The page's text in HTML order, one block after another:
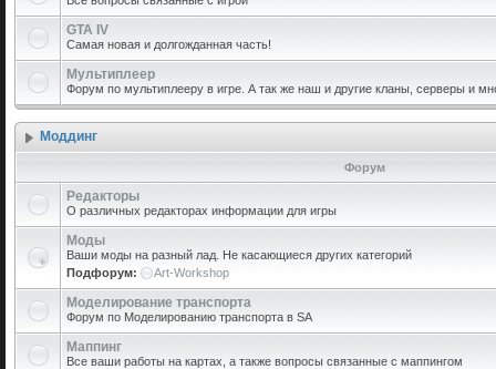
GTA IV
Самая новая и долгожданная часть!
Мультиплеер
Форум по мультиплееру в игре. А так же наш и другие кланы, серверы и
Моддинг
Форум
Редакторы
О различных редакторах информации для игры
Моды
Ваши моды на разный лад. Не касающиеся других категорий
Подфорум:
Art-Workshop
Моделирование транспорта
Форум по Моделированию транспорта в SA
Маппинг
Все ваши работы на картах, а также вопросы связанные с маппингом